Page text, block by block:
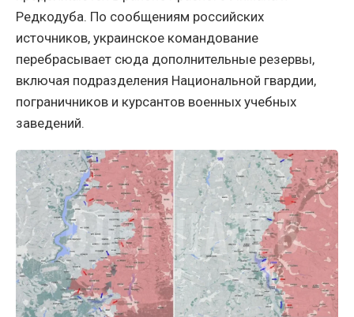
Редкодуба. По сообщениям российских
источников, украинское командование
перебрасывает сюда дополнительные резервы,
включая подразделения Национальной гвардии,
пограничников и курсантов военных учебных
заведений.